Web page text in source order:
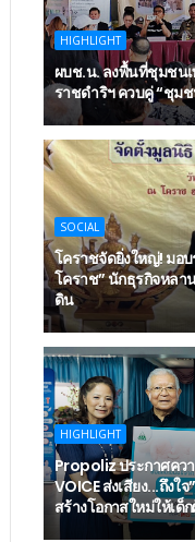
HIGHLIGHT
ผบช.น. ลงพื้นที่ชุมชน
ราชดำริฯ ควบคู่ “ชุม
SOCIAL
โคราชจัดยิ่งใหญ่! มอบ
โคราช” นักธุรกิจหล
ดิน
HIGHLIGHT
Propoliz ประกาศควา
VOICE ส่งเสียง...ถึงใ
สร้างโอกาสใหม่ให้เด็